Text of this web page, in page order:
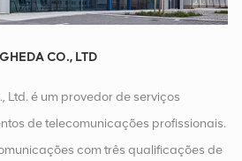
CO., LTD
Ltd. é um provedor de serviços
de telecomunicações profissionais.
com três qualificações de